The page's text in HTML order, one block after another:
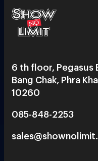
6 th floor, Pegasus
Bang Chak, Phra
10260
085-848-2253